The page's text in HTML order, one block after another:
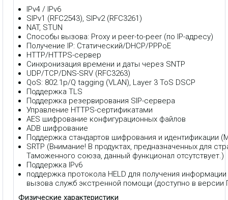
IPv4 / IPv6
SIPv1 (RFC2543), SIPv2 (RFC3261)
NAT, STUN
Способы вызова: Proxy и peer-to-peer (по IP-адресу)
Получение IP: Статический/DHCP/PPPoE
HTTP/HTTPS-сервер
Синхронизация времени и даты через SNTP
UDP/TCP/DNS-SRV (RFC3263)
QoS: 802.1p/Q tagging (VLAN), Layer 3 ToS DSCP
Поддержка TLS
Поддержка резервирования SIP-сервера
Управление HTTPS-сертификатами
AES шифрование конфигурационных файлов
ADB шифрование
Поддержка стандартов шифрования и идентификации
SRTP (Внимание! В продуктах, предназначенных для
Таможенного союза, данный функционал отсутствует.)
Поддержка IPv6
поддержка протокола HELD для получения
вызова служб экстренной помощи (доступно в
Физические характеристики